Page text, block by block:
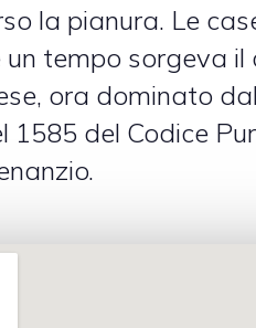
la pianura. Le
tempo sorgeva
ora dominato
del Codice